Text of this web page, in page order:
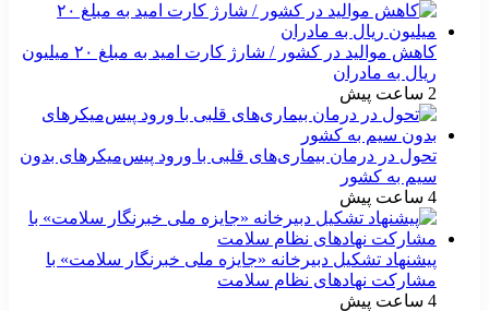
کاهش موالید در کشور / شارژ کارت امید به مبلغ ۲۰ میلیون
ریال به مادران
2 ساعت پیش
تحول در درمان بیماری‌های قلبی با ورود پیس‌میکرهای بدون
سیم به کشور
4 ساعت پیش
پیشنهاد تشکیل دبیرخانه «جایزه ملی خبرنگار سلامت» با
مشارکت نهادهای نظام سلامت
4 ساعت پیش